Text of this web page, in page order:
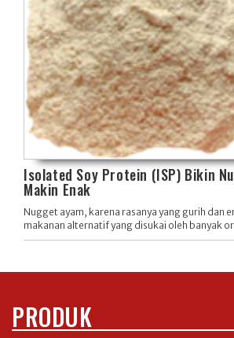
Isolated Soy Protein (ISP) Bikin
Makin Enak
Nugget ayam, karena rasanya yang gurih dan
makanan alternatif yang disukai oleh banyak
PRODUK